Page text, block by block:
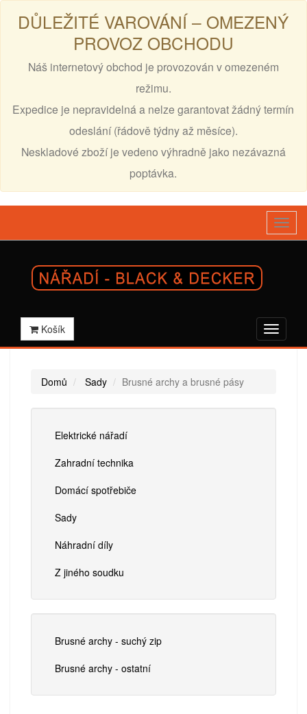
DŮLEŽITÉ VAROVÁNÍ – OMEZENÝ
PROVOZ OBCHODU
Náš internetový obchod je provozován v omezeném
režimu.
Expedice je nepravidelná a nelze garantovat žádný termín
odeslání (řádově týdny až měsíce).
Neskladové zboží je vedeno výhradně jako nezávazná
poptávka.
Košík
Domů Sady Brusné archy a brusné pásy
Elektrické nářadí
Zahradní technika
Domácí spotřebiče
Sady
Náhradní díly
Z jiného soudku
Brusné archy - suchý zip
Brusné archy - ostatní